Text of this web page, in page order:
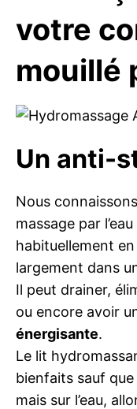
votre
mouillé
Un anti-
Nous
massage par
habituellement
largement dans
Il peut drainer,
ou encore avoir
énergisante.
Le lit
bienfaits sauf que
mais sur l’eau,